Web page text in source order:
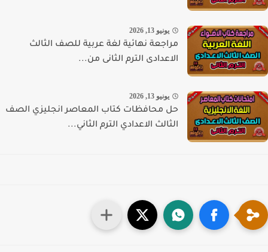
يونيو 13, 2026
مراجعة نهائية لغة عربية للصف الثالث
الاعدادى الترم الثانى من...
يونيو 13, 2026
حل محافظات كتاب المعاصر انجليزي الصف
الثالث الاعدادي الترم الثاني...